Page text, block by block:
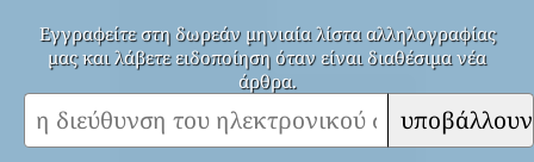
Εγγραφείτε στη δωρεάν μηνιαία λίστα αλληλογραφίας
μας και λάβετε ειδοποίηση όταν είναι διαθέσιμα νέα
άρθρα.
υποβάλλουν